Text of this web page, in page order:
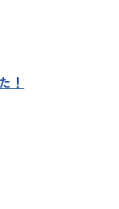
！